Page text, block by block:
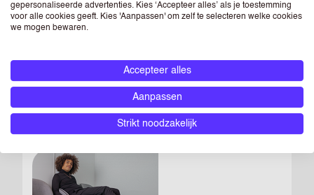
BIJBANEN
Bekijk alle bijbanen
gepersonaliseerde advertenties. Kies ‘Accepteer alles’ als je toestemming
voor alle cookies geeft. Kies 'Aanpassen' om zelf te selecteren welke cookies
we mogen bewaren.
Accepteer alles
Aanpassen
Strikt noodzakelijk